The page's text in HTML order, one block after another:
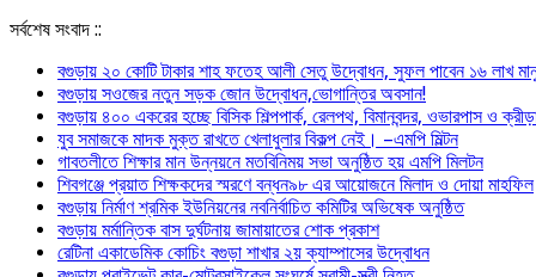
সর্বশেষ সংবাদ ::
বগুড়ায় ২০ কোটি টাকার শাহ ফতেহ আলী সেতু উদ্বোধন, সুফল পাবেন ১৬ লাখ
বগুড়ায় সওজের নতুন সড়ক জোন উদ্বোধন,ভোগান্তির অবসান!
বগুড়ায় ৪০০ একরের হচ্ছে বিসিক শিল্পপার্ক, রেলপথ, বিমানবন্দর, ওভারপাস ও
যুব সমাজকে মাদক মুক্ত রাখতে খেলাধুলার বিকল্প নেই। –এমপি মিল্টন
‎গাবতলীতে শিক্ষার মান উন্নয়নে ‎মতবিনিময় সভা অনুষ্ঠিত হয় ‎এমপি মিলটন
শিবগঞ্জে প্রয়াত শিক্ষকদের স্মরণে বন্ধন৯৮ এর আয়োজনে মিলাদ ও দোয়া মাহফিল
বগুড়ায় নির্মাণ শ্রমিক ইউনিয়নের নবনির্বাচিত কমিটির অভিষেক অনুষ্ঠিত
বগুড়ায় মর্মান্তিক বাস দুর্ঘটনায় জামায়াতের শোক প্রকাশ
রেটিনা একাডেমিক কোচিং বগুড়া শাখার ২য় ক্যাম্পাসের উদ্বোধন